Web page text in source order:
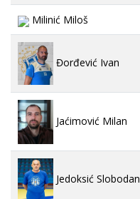
Milinić Miloš
Đorđević Ivan
Jaćimović Milan
Jedoksić Slobodan